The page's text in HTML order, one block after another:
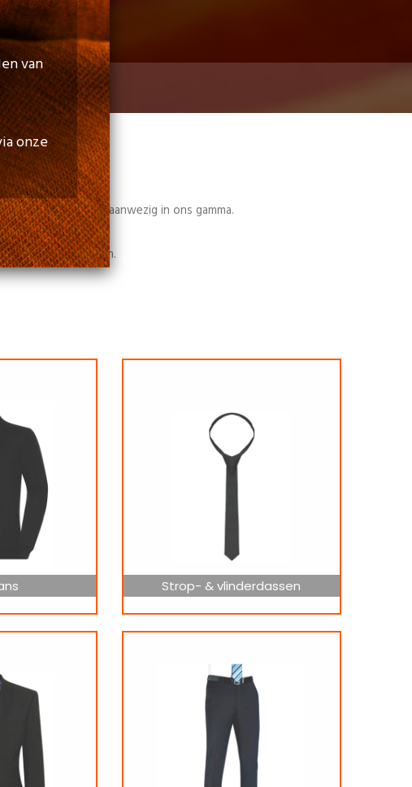
van
onze
zijn wel degelijk aanwezig in ons gamma.
cataloogbezichtigen.
Strop- & vlinderdassen